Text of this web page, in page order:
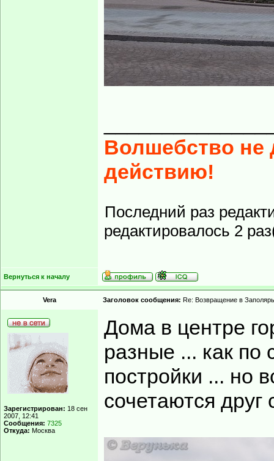
Волшебство не
действию!
Последний раз
редактировалось 2
Вернуться к началу
Vera Заголовок сообщения: Re: Возвращение в
Зарегистрирован: 18 сен
2007, 12:41
Сообщения: 7325
Откуда: Москва
Дома в центре
разные ... как по
постройки ... но
сочетаются друг